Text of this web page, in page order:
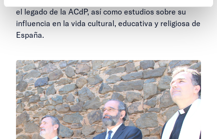
el legado de la ACdP, así como estudios sobre su
influencia en la vida cultural, educativa y religiosa de
España.